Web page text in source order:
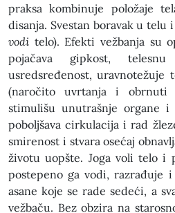
praksa kombinuje položaje
disanja. Svestan boravak u telu
vodi telo). Efekti vežbanja su
pojačava gipkost,
usredsređenost,
(naročito uvrtanja i obrnuti
stimulišu unutrašnje organe
poboljšava cirkulacija i rad
smirenost i stvara osećaj
životu uopšte. Joga voli telo i
postepeno ga vodi, razrađuje
asane koje se rade sedeći, a
vežbaču. Bez obzira na